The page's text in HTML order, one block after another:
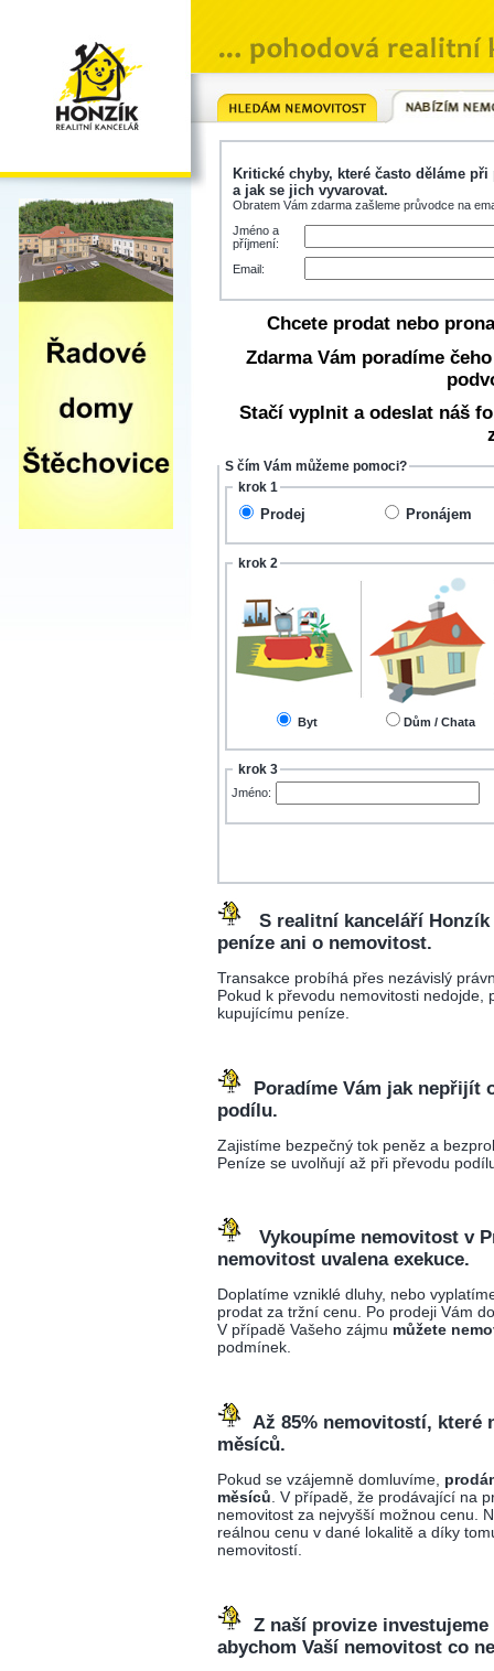
Kritické chyby, které často
a jak se jich vyvarovat.
Obratem Vám zdarma zašleme průvodce na
Jméno a
příjmení:
Email:
Chcete prodat nebo
Zdarma Vám poradíme
Stačí vyplnit a odeslat náš
S čím Vám můžeme pomoci?
krok 1
Prodej Pronájem
krok 2
Byt Dům / Chata
krok 3
Jméno:
S realitní kanceláří
peníze ani o nemovitost.
Transakce probíhá přes nezávislý
Pokud k převodu nemovitosti
kupujícímu peníze.
Poradíme Vám jak nepřijít
podílu.
Zajistíme bezpečný tok peněz a
Peníze se uvolňují až při převodu
Vykoupíme nemovitost v
nemovitost uvalena exekuce.
Doplatíme vzniklé dluhy, nebo
prodat za tržní cenu. Po prodeji Vám
V případě Vašeho zájmu můžete
podmínek.
Až 85% nemovitostí, které
měsíců.
Pokud se vzájemně domluvíme,
měsíců . V případě, že prodávající na
nemovitost za nejvyšší možnou cenu.
reálnou cenu v dané lokalitě a díky
nemovitostí.
Z naší provize investujeme
abychom Vaší nemovitost co